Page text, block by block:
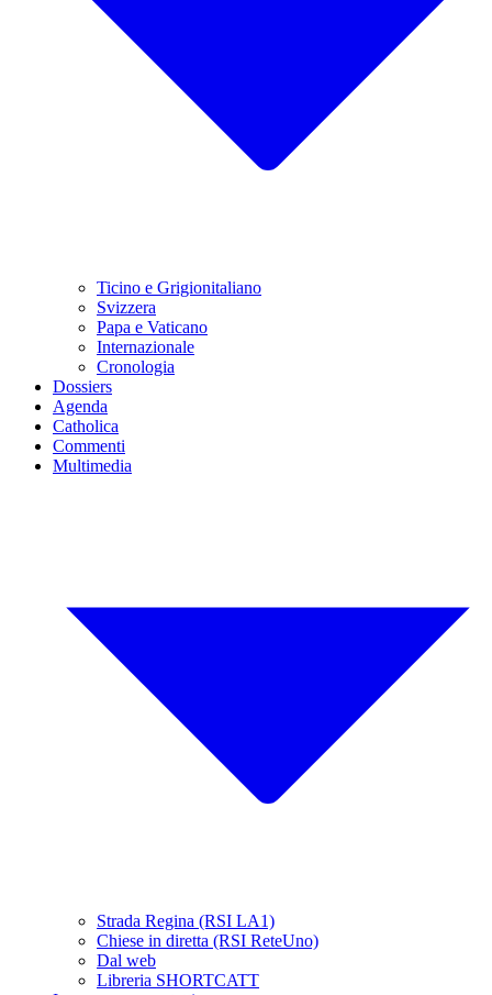
Ticino e Grigionitaliano
Svizzera
Papa e Vaticano
Internazionale
Cronologia
Dossiers
Agenda
Catholica
Commenti
Multimedia
Strada Regina (RSI LA1)
Chiese in diretta (RSI ReteUno)
Dal web
Libreria SHORTCATT